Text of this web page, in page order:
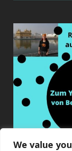
We value